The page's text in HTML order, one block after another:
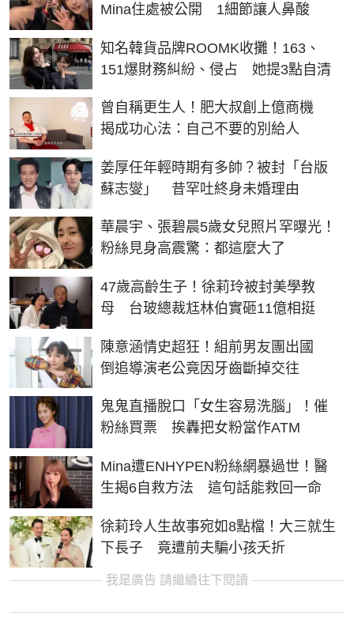
Mina住處被公開 1細節讓人鼻酸
知名韓貨品牌ROOMK收攤！163、
151爆財務糾紛、侵占 她提3點自清
曾自稱更生人！肥大叔創上億商機
揭成功心法：自己不要的別給人
姜厚任年輕時期有多帥？被封「台版
蘇志燮」 昔罕吐終身未婚理由
華晨宇、張碧晨5歲女兒照片罕曝光！
粉絲見身高震驚：都這麼大了
47歲高齡生子！徐莉玲被封美學教
母 台玻總裁尪林伯實砸11億相挺
陳意涵情史超狂！組前男友團出國
倒追導演老公竟因牙齒斷掉交往
鬼鬼直播脫口「女生容易洗腦」！催
粉絲買票 挨轟把女粉當作ATM
Mina遭ENHYPEN粉絲網暴過世！醫
生揭6自救方法 這句話能救回一命
徐莉玲人生故事宛如8點檔！大三就生
下長子 竟遭前夫騙小孩夭折
我是廣告 請繼續往下閱讀